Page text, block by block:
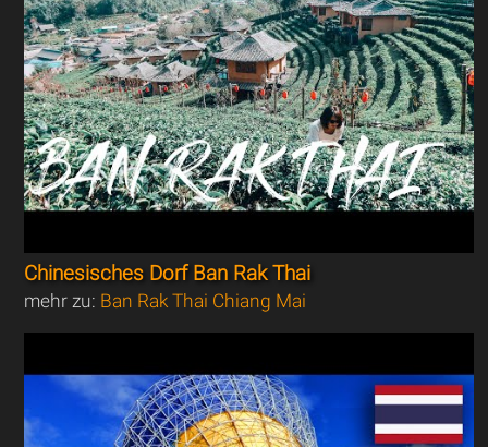
Chinesisches Dorf Ban Rak Thai
mehr zu: Ban Rak Thai Chiang Mai